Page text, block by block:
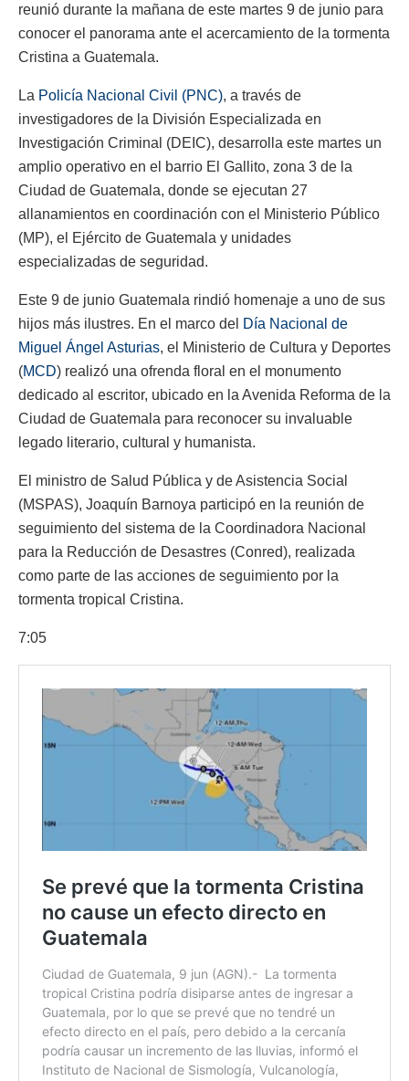
reunió durante la mañana de este martes 9 de junio para
conocer el panorama ante el acercamiento de la tormenta
Cristina a Guatemala.
La Policía Nacional Civil (PNC), a través de
investigadores de la División Especializada en
Investigación Criminal (DEIC), desarrolla este martes un
amplio operativo en el barrio El Gallito, zona 3 de la
Ciudad de Guatemala, donde se ejecutan 27
allanamientos en coordinación con el Ministerio Público
(MP), el Ejército de Guatemala y unidades
especializadas de seguridad.
Este 9 de junio Guatemala rindió homenaje a uno de sus
hijos más ilustres. En el marco del Día Nacional de
Miguel Ángel Asturias, el Ministerio de Cultura y Deportes
(MCD) realizó una ofrenda floral en el monumento
dedicado al escritor, ubicado en la Avenida Reforma de la
Ciudad de Guatemala para reconocer su invaluable
legado literario, cultural y humanista.
El ministro de Salud Pública y de Asistencia Social
(MSPAS), Joaquín Barnoya participó en la reunión de
seguimiento del sistema de la Coordinadora Nacional
para la Reducción de Desastres (Conred), realizada
como parte de las acciones de seguimiento por la
tormenta tropical Cristina.
7:05